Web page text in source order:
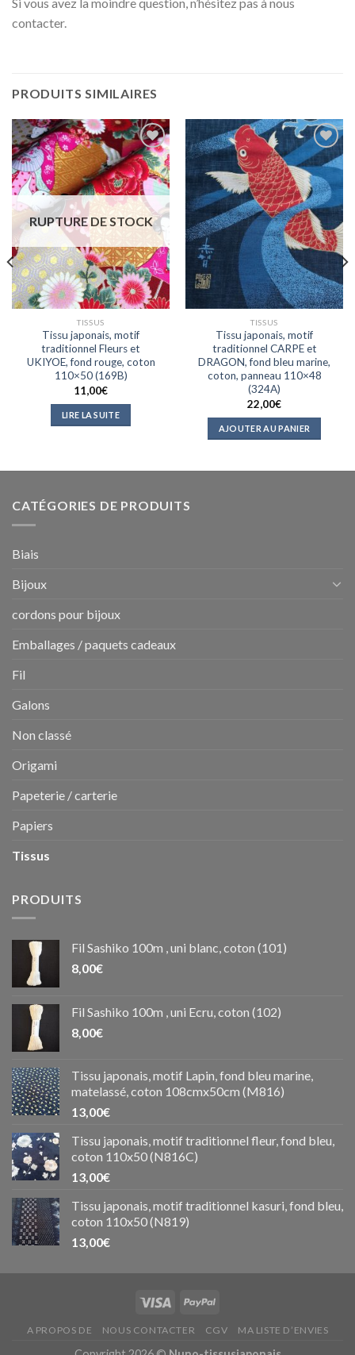
contacter.
PRODUITS SIMILAIRES
Ajouter
à la liste
d'envies
RUPTURE DE STOCK
TISSUS
Tissu japonais, motif
traditionnel Fleurs et
UKIYOE, fond rouge, coton
110×50 (169B)
11,00€
LIRE LA SUITE
Ajouter
à la liste
d'envies
TISSUS
Tissu japonais, motif
traditionnel CARPE et
DRAGON, fond bleu marine,
coton, panneau 110×48
(324A)
22,00€
AJOUTER AU PANIER
CATÉGORIES DE PRODUITS
Biais
Bijoux
cordons pour bijoux
Emballages / paquets cadeaux
Fil
Galons
Non classé
Origami
Papeterie / carterie
Papiers
Tissus
PRODUITS
Fil Sashiko 100m , uni blanc, coton (101)
8,00€
Fil Sashiko 100m , uni Ecru, coton (102)
8,00€
Tissu japonais, motif Lapin, fond bleu marine,
matelassé, coton 108cmx50cm (M816)
13,00€
Tissu japonais, motif traditionnel fleur, fond bleu,
coton 110x50 (N816C)
13,00€
Tissu japonais, motif traditionnel kasuri, fond bleu,
coton 110x50 (N819)
13,00€
A PROPOS DE NOUS CONTACTER CGV MA LISTE D’ENVIES